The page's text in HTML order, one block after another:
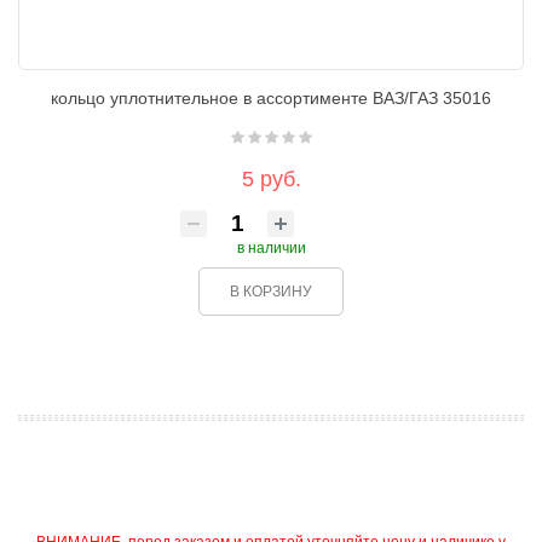
кольцо уплотнительное в ассортименте ВАЗ/ГАЗ 35016
5 руб.
в наличии
В КОРЗИНУ